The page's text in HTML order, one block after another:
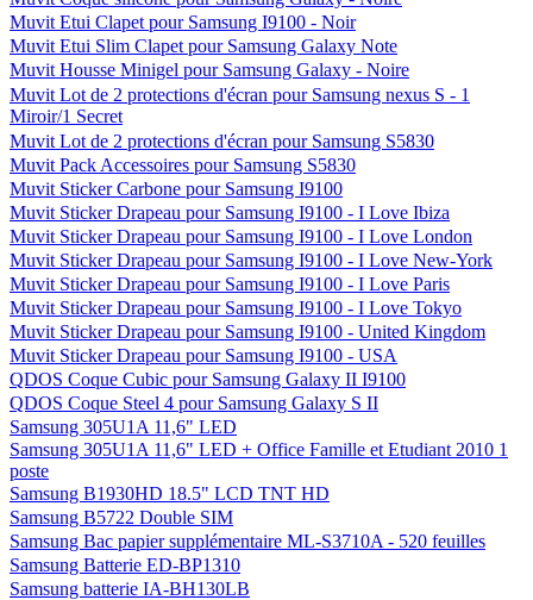
Muvit Etui Clapet pour Samsung I9100 - Noir
Muvit Etui Slim Clapet pour Samsung Galaxy Note
Muvit Housse Minigel pour Samsung Galaxy - Noire
Muvit Lot de 2 protections d'écran pour Samsung nexus S - 1
Miroir/1 Secret
Muvit Lot de 2 protections d'écran pour Samsung S5830
Muvit Pack Accessoires pour Samsung S5830
Muvit Sticker Carbone pour Samsung I9100
Muvit Sticker Drapeau pour Samsung I9100 - I Love Ibiza
Muvit Sticker Drapeau pour Samsung I9100 - I Love London
Muvit Sticker Drapeau pour Samsung I9100 - I Love New-York
Muvit Sticker Drapeau pour Samsung I9100 - I Love Paris
Muvit Sticker Drapeau pour Samsung I9100 - I Love Tokyo
Muvit Sticker Drapeau pour Samsung I9100 - United Kingdom
Muvit Sticker Drapeau pour Samsung I9100 - USA
QDOS Coque Cubic pour Samsung Galaxy II I9100
QDOS Coque Steel 4 pour Samsung Galaxy S II
Samsung 305U1A 11,6" LED
Samsung 305U1A 11,6" LED + Office Famille et Etudiant 2010 1
poste
Samsung B1930HD 18.5" LCD TNT HD
Samsung B5722 Double SIM
Samsung Bac papier supplémentaire ML-S3710A - 520 feuilles
Samsung Batterie ED-BP1310
Samsung batterie IA-BH130LB